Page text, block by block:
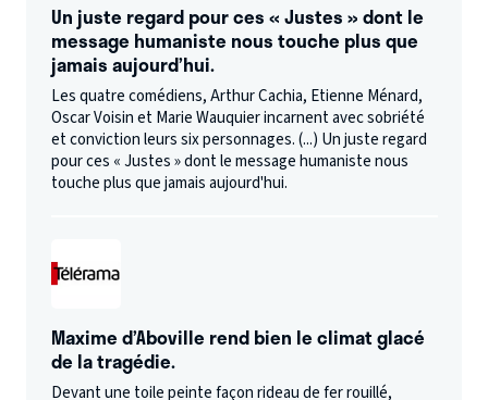
Un juste regard pour ces « Justes » dont le
message humaniste nous touche plus que
jamais aujourd’hui.
Les quatre comédiens, Arthur Cachia, Etienne Ménard,
Oscar Voisin et Marie Wauquier incarnent avec sobriété
et conviction leurs six personnages. (...) Un juste regard
pour ces « Justes » dont le message humaniste nous
touche plus que jamais aujourd'hui.
Maxime d’Aboville rend bien le climat glacé
de la tragédie.
Devant une toile peinte façon rideau de fer rouillé,